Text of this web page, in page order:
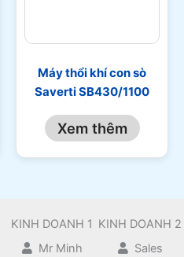
Máy thổi khí con sò
Saverti SB430/1100
Xem thêm
KINH DOANH 1
Mr Minh
KINH DOANH 2
Sales